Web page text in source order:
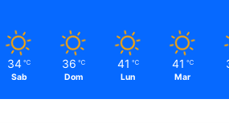
34 ℃
Sab
36 ℃
Dom
41 ℃
Lun
41 ℃
Mar